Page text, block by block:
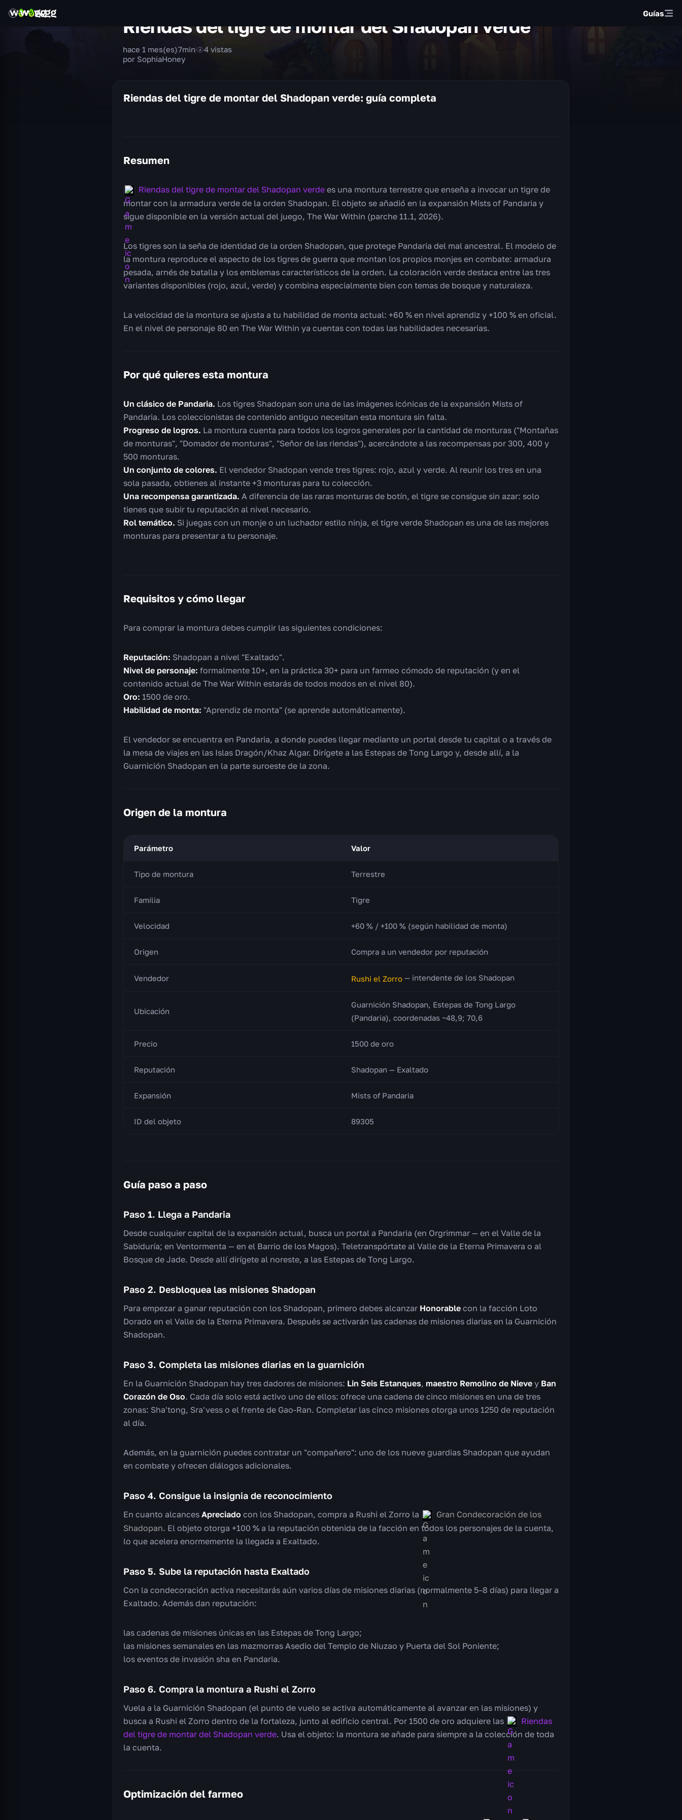
Guías
Riendas del tigre de montar del Shadopan verde
por SophiaHoney
hace 1 mes(es)7min 4 vistas
Riendas del tigre de montar del Shadopan verde: guía completa
Resumen
Riendas del tigre de montar del Shadopan verde es una montura terrestre que enseña a invocar un tigre de
montar con la armadura verde de la orden Shadopan. El objeto se añadió en la expansión Mists of Pandaria y
sigue disponible en la versión actual del juego, The War Within (parche 11.1, 2026).
Los tigres son la seña de identidad de la orden Shadopan, que protege Pandaria del mal ancestral. El modelo de
la montura reproduce el aspecto de los tigres de guerra que montan los propios monjes en combate: armadura
pesada, arnés de batalla y los emblemas característicos de la orden. La coloración verde destaca entre las tres
variantes disponibles (rojo, azul, verde) y combina especialmente bien con temas de bosque y naturaleza.
La velocidad de la montura se ajusta a tu habilidad de monta actual: +60 % en nivel aprendiz y +100 % en oficial.
En el nivel de personaje 80 en The War Within ya cuentas con todas las habilidades necesarias.
Por qué quieres esta montura
Un clásico de Pandaria. Los tigres Shadopan son una de las imágenes icónicas de la expansión Mists of
Pandaria. Los coleccionistas de contenido antiguo necesitan esta montura sin falta.
Progreso de logros. La montura cuenta para todos los logros generales por la cantidad de monturas ("Montañas
de monturas", "Domador de monturas", "Señor de las riendas"), acercándote a las recompensas por 300, 400 y
500 monturas.
Un conjunto de colores. El vendedor Shadopan vende tres tigres: rojo, azul y verde. Al reunir los tres en una
sola pasada, obtienes al instante +3 monturas para tu colección.
Una recompensa garantizada. A diferencia de las raras monturas de botín, el tigre se consigue sin azar: solo
tienes que subir tu reputación al nivel necesario.
Rol temático. Si juegas con un monje o un luchador estilo ninja, el tigre verde Shadopan es una de las mejores
monturas para presentar a tu personaje.
Requisitos y cómo llegar
Para comprar la montura debes cumplir las siguientes condiciones:
Reputación: Shadopan a nivel "Exaltado".
Nivel de personaje: formalmente 10+, en la práctica 30+ para un farmeo cómodo de reputación (y en el
contenido actual de The War Within estarás de todos modos en el nivel 80).
Oro: 1500 de oro.
Habilidad de monta: "Aprendiz de monta" (se aprende automáticamente).
El vendedor se encuentra en Pandaria, a donde puedes llegar mediante un portal desde tu capital o a través de
la mesa de viajes en las Islas Dragón/Khaz Algar. Dirígete a las Estepas de Tong Largo y, desde allí, a la
Guarnición Shadopan en la parte suroeste de la zona.
Origen de la montura
Parámetro Valor
Tipo de montura Terrestre
Familia Tigre
Velocidad +60 % / +100 % (según habilidad de monta)
Origen Compra a un vendedor por reputación
Vendedor Rushi el Zorro — intendente de los Shadopan
Ubicación
Guarnición Shadopan, Estepas de Tong Largo
(Pandaria), coordenadas ~48,9; 70,6
Precio 1500 de oro
Reputación Shadopan — Exaltado
Expansión Mists of Pandaria
ID del objeto 89305
Guía paso a paso
Paso 1. Llega a Pandaria
Desde cualquier capital de la expansión actual, busca un portal a Pandaria (en Orgrimmar — en el Valle de la
Sabiduría; en Ventormenta — en el Barrio de los Magos). Teletranspórtate al Valle de la Eterna Primavera o al
Bosque de Jade. Desde allí dirígete al noreste, a las Estepas de Tong Largo.
Paso 2. Desbloquea las misiones Shadopan
Para empezar a ganar reputación con los Shadopan, primero debes alcanzar Honorable con la facción Loto
Dorado en el Valle de la Eterna Primavera. Después se activarán las cadenas de misiones diarias en la Guarnición
Shadopan.
Paso 3. Completa las misiones diarias en la guarnición
En la Guarnición Shadopan hay tres dadores de misiones: Lin Seis Estanques, maestro Remolino de Nieve y Ban
Corazón de Oso. Cada día solo está activo uno de ellos: ofrece una cadena de cinco misiones en una de tres
zonas: Sha'tong, Sra'vess o el frente de Gao-Ran. Completar las cinco misiones otorga unos 1250 de reputación
al día.
Además, en la guarnición puedes contratar un "compañero": uno de los nueve guardias Shadopan que ayudan
en combate y ofrecen diálogos adicionales.
Paso 4. Consigue la insignia de reconocimiento
En cuanto alcances Apreciado con los Shadopan, compra a Rushi el Zorro la
Gran Condecoración de los
Shadopan. El objeto otorga +100 % a la reputación obtenida de la facción en todos los personajes de la cuenta,
lo que acelera enormemente la llegada a Exaltado.
Paso 5. Sube la reputación hasta Exaltado
Con la condecoración activa necesitarás aún varios días de misiones diarias (normalmente 5–8 días) para llegar a
Exaltado. Además dan reputación:
las cadenas de misiones únicas en las Estepas de Tong Largo;
las misiones semanales en las mazmorras Asedio del Templo de Niuzao y Puerta del Sol Poniente;
los eventos de invasión sha en Pandaria.
Paso 6. Compra la montura a Rushi el Zorro
Vuela a la Guarnición Shadopan (el punto de vuelo se activa automáticamente al avanzar en las misiones) y
busca a Rushi el Zorro dentro de la fortaleza, junto al edificio central. Por 1500 de oro adquiere las
Riendas
del tigre de montar del Shadopan verde. Usa el objeto: la montura se añade para siempre a la colección de toda
la cuenta.
Optimización del farmeo